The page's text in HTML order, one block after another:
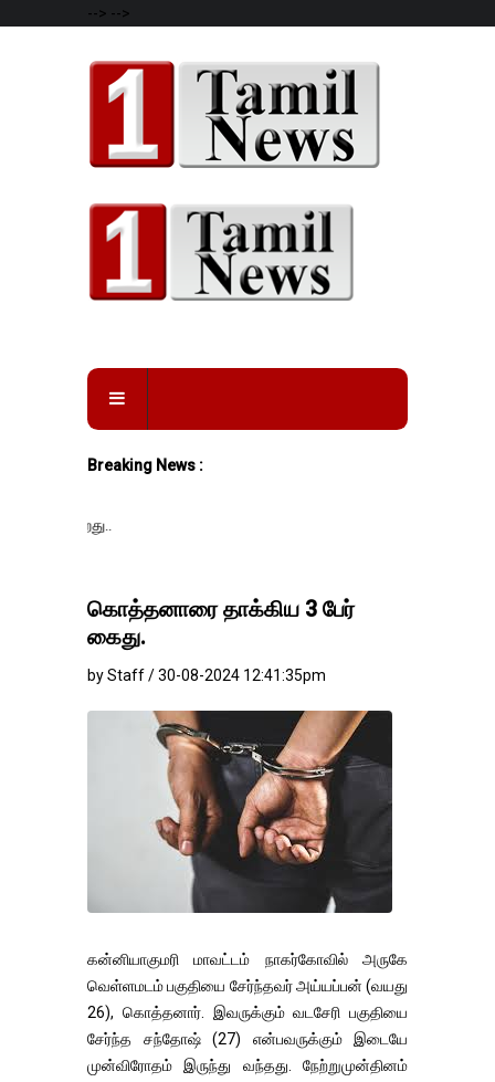
--> -->
Breaking News :
கொத்தனாரை தாக்கிய 3 பேர்
கைது.
by Staff / 30-08-2024 12:41:35pm
கன்னியாகுமரி மாவட்டம் நாகர்கோவில் அருகே
வெள்ளமடம் பகுதியை சேர்ந்தவர் அய்யப்பன் (வயது
26), கொத்தனார். இவருக்கும் வடசேரி பகுதியை
சேர்ந்த சந்தோஷ் (27) என்பவருக்கும் இடையே
முன்விரோதம் இருந்து வந்தது. நேற்றுமுன்தினம்